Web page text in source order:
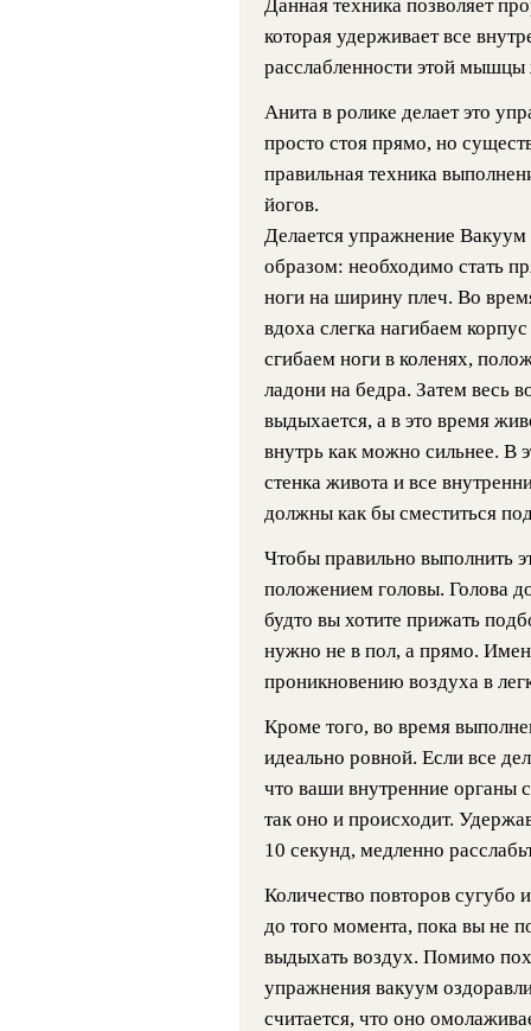
Данная техника позволяет
которая удерживает все
расслабленности этой мышцы
Анита в ролике делает это
просто стоя прямо, но
правильная техника
йогов.
Делается упражнение
образом: необходимо стать
ноги на ширину плеч. Во
вдоха слегка нагибаем
сгибаем ноги в коленях,
ладони на бедра. Затем весь
выдыхается, а в это время
внутрь как можно сильнее. В
стенка живота и все
должны как бы сместиться
Чтобы правильно выполнить
положением головы. Голова
будто вы хотите прижать
нужно не в пол, а прямо.
проникновению воздуха в
Кроме того, во время
идеально ровной. Если все
что ваши внутренние органы
так оно и происходит.
10 секунд, медленно
Количество повторов сугубо
до того момента, пока вы не
выдыхать воздух. Помимо
упражнения вакуум
считается, что оно